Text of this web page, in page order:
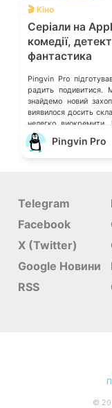
🎬 Кіно
Серіали на
комедії,
фантастика
Pingvin Pro
радить подивитися.
знайдемо новий
виявилося досить
нелегко
коментарях можете
Pingvin Pro
Telegram
Facebook
X (Twitter)
Google Новини
RSS
©